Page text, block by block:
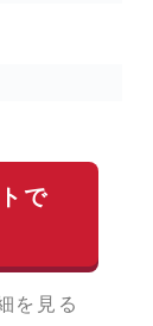
で
を見る